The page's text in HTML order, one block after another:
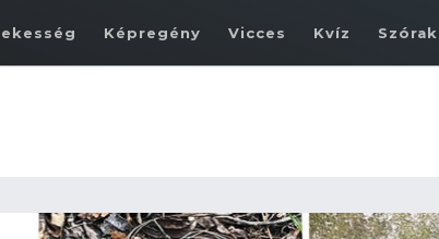
Képregény Vicces Kvíz